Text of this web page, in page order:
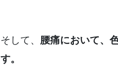
そして、 腰痛において、
す。